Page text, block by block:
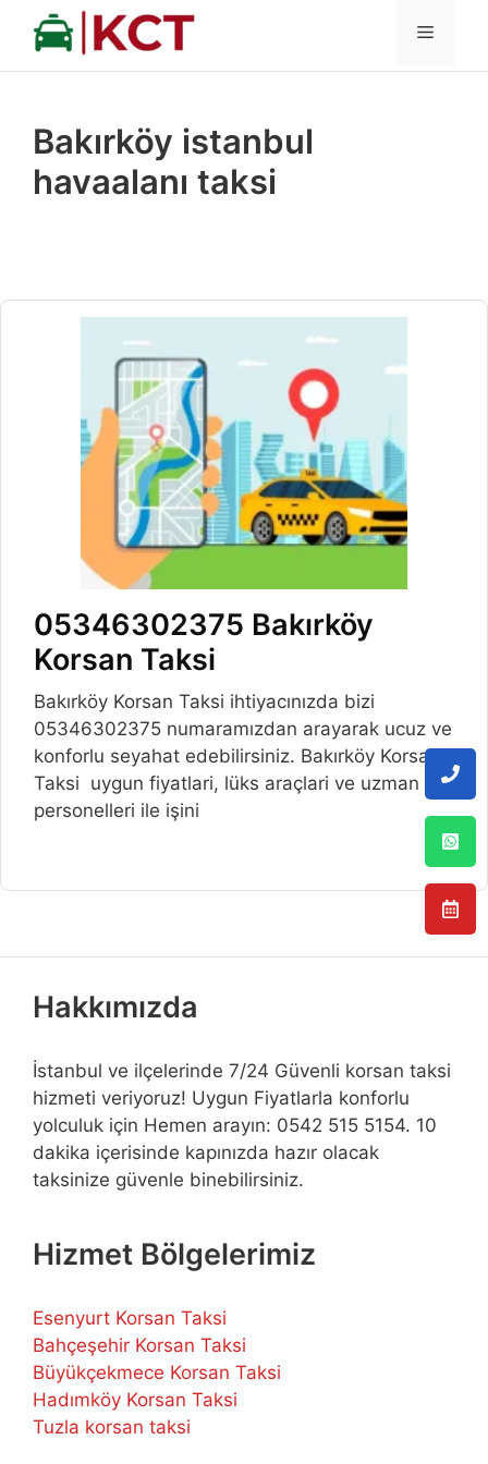
İçeriğe
MENÜ
Bakırköy istanbul
havaalanı taksi
05346302375 Bakırköy
Korsan Taksi
Bakırköy Korsan Taksi ihtiyacınızda bizi
05346302375 numaramızdan arayarak ucuz ve
konforlu seyahat edebilirsiniz. Bakırköy Korsan
Taksi uygun fiyatlari, lüks araçlari ve uzman
personelleri ile işini
Hakkımızda
İstanbul ve ilçelerinde 7/24 Güvenli korsan taksi
hizmeti veriyoruz! Uygun Fiyatlarla konforlu
yolculuk için Hemen arayın: 0542 515 5154. 10
dakika içerisinde kapınızda hazır olacak
taksinize güvenle binebilirsiniz.
Hizmet Bölgelerimiz
Esenyurt Korsan Taksi
Bahçeşehir Korsan Taksi
Büyükçekmece Korsan Taksi
Hadımköy Korsan Taksi
Tuzla korsan taksi